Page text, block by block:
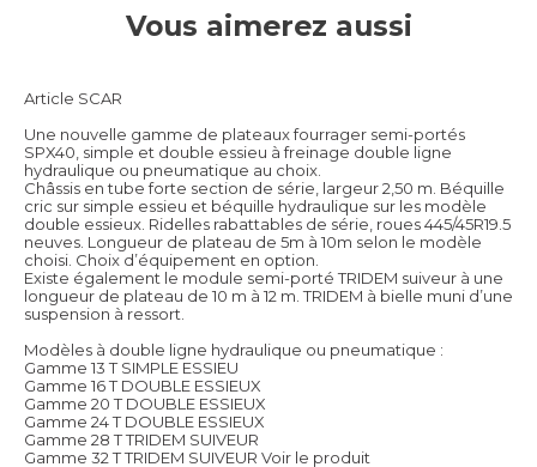
Vous aimerez aussi
Article SCAR
Une nouvelle gamme de plateaux fourrager semi-portés
SPX40, simple et double essieu à freinage double ligne
hydraulique ou pneumatique au choix.
Châssis en tube forte section de série, largeur 2,50 m. Béquille
cric sur simple essieu et béquille hydraulique sur les modèle
double essieux. Ridelles rabattables de série, roues 445/45R19.5
neuves. Longueur de plateau de 5m à 10m selon le modèle
choisi. Choix d’équipement en option.
Existe également le module semi-porté TRIDEM suiveur à une
longueur de plateau de 10 m à 12 m. TRIDEM à bielle muni d’une
suspension à ressort.
Modèles à double ligne hydraulique ou pneumatique :
Gamme 13 T SIMPLE ESSIEU
Gamme 16 T DOUBLE ESSIEUX
Gamme 20 T DOUBLE ESSIEUX
Gamme 24 T DOUBLE ESSIEUX
Gamme 28 T TRIDEM SUIVEUR
Gamme 32 T TRIDEM SUIVEUR Voir le produit